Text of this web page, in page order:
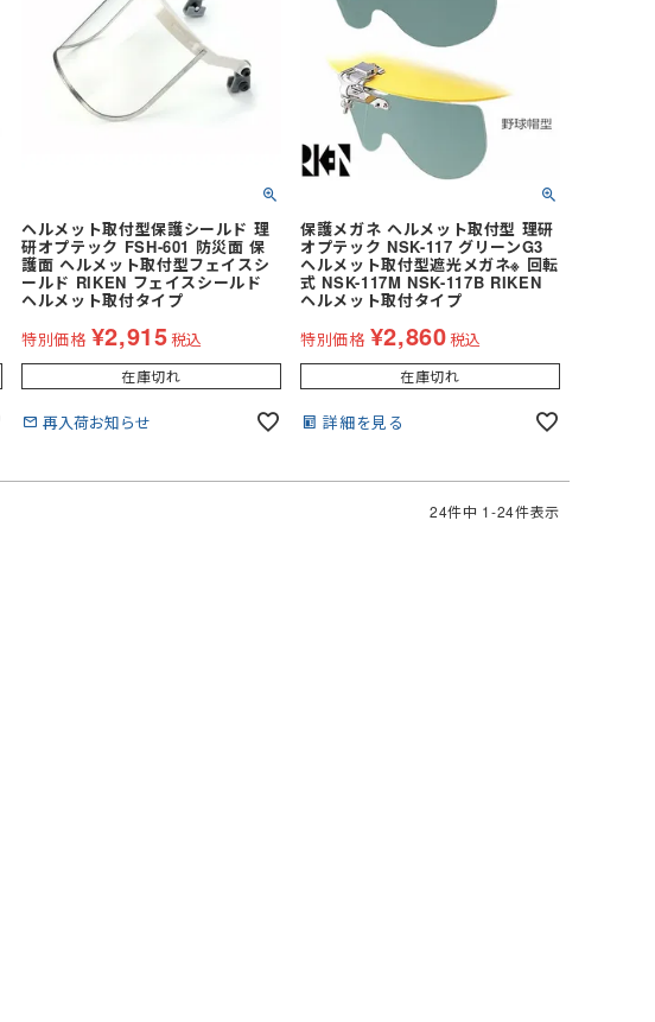
ヘルメット取付型保護シールド 理
研オプテック FSH-601 防災面 保
護面 ヘルメット取付型フェイスシ
ールド RIKEN フェイスシールド
ヘルメット取付タイプ
特別価格 ¥2,915税込
在庫切れ
再入荷お知らせ
保護メガネ ヘルメット取付型 理研
オプテック NSK-117 グリーンG3
ヘルメット取付型遮光メガネ※ 回転
式 NSK-117M NSK-117B RIKEN
ヘルメット取付タイプ
特別価格 ¥2,860税込
在庫切れ
詳細を見る
24件中 1-24件表示